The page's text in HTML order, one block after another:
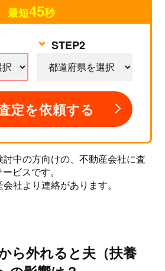
最短45秒
定を依頼する
STEP2
定を依頼する
中の方向けの、不動産会社に査
ビスです。
社より連絡があります。
ら外れると夫（扶養